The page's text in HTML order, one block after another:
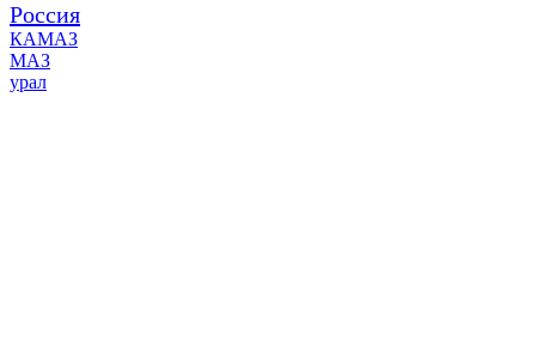
Россия
КАМАЗ
МАЗ
урал